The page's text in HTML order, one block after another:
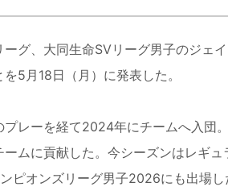
グ、大同生命SVリーグ男子のジェ
5月18日（月）に発表した。
レーを経て2024年にチームへ入団
ムに貢献した。今シーズンはレギ
ピオンズリーグ男子2026にも出場し